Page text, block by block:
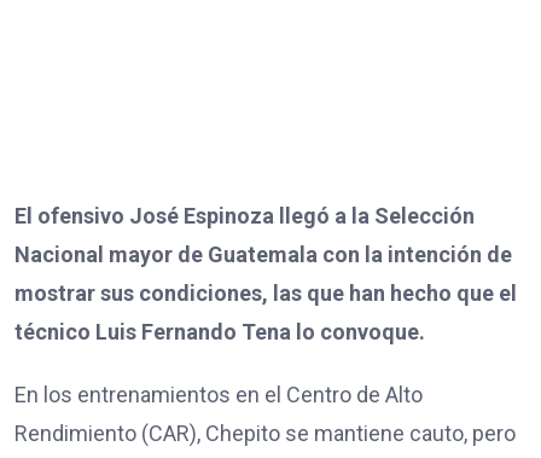
El ofensivo José Espinoza llegó a la Selección
Nacional mayor de Guatemala con la intención de
mostrar sus condiciones, las que han hecho que el
técnico Luis Fernando Tena lo convoque.
En los entrenamientos en el Centro de Alto
Rendimiento (CAR), Chepito se mantiene cauto, pero